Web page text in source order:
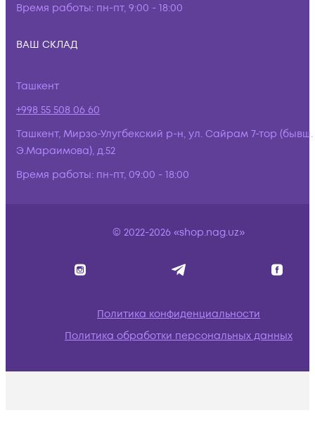
Время работы: пн-пт, 9:00 - 18:00
ВАШ СКЛАД
Ташкент
+998 55 508 06 60
Ташкент, Мирзо-Улугбекский р-н, ул. Сайрам 7-тор (бывш.
Э.Мараимова), д.52
Время работы: пн-пт, 09:00 - 18:00
© 2022-2026 «shop.nag.uz»
Политика конфиденциальности
Политика обработки персональных данных